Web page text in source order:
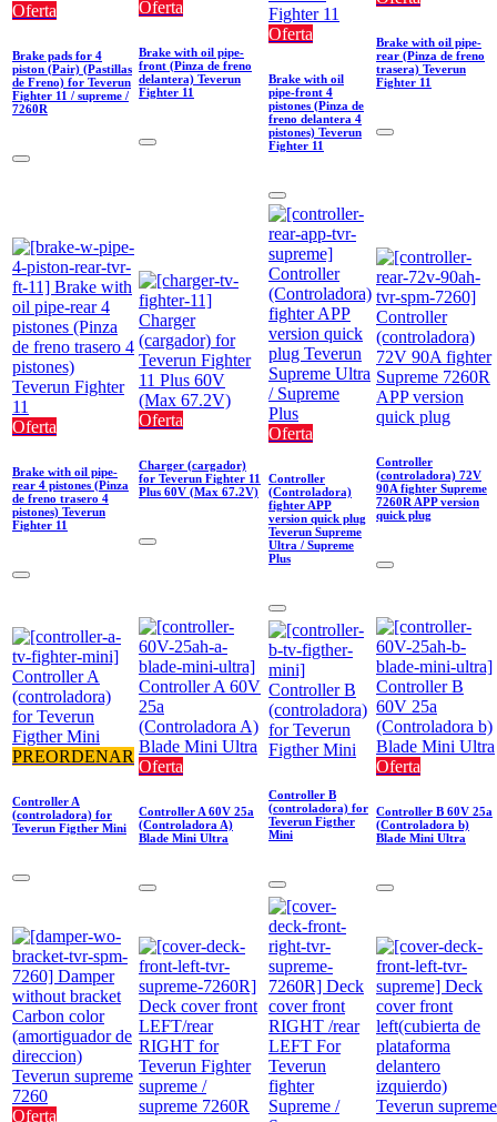
Oferta
Brake pads for 4
piston (Pair) (Pastillas
de Freno) for Teverun
Fighter 11 / supreme /
7260R
Oferta
Brake with oil pipe-
front (Pinza de freno
delantera) Teverun
Fighter 11
Oferta
Brake with oil
pipe-front 4
pistones (Pinza de
freno delantera 4
pistones) Teverun
Fighter 11
Brake with oil pipe-
rear (Pinza de freno
trasera) Teverun
Fighter 11
Oferta
Brake with oil pipe-
rear 4 pistones (Pinza
de freno trasero 4
pistones) Teverun
Fighter 11
Oferta
Charger (cargador)
for Teverun Fighter 11
Plus 60V (Max 67.2V)
Oferta
Controller
(Controladora)
fighter APP
version quick plug
Teverun Supreme
Ultra / Supreme
Plus
Controller
(controladora) 72V
90A fighter Supreme
7260R APP version
quick plug
PREORDENAR
Controller A
(controladora) for
Teverun Figther Mini
Oferta
Controller A 60V 25a
(Controladora A)
Blade Mini Ultra
Controller B
(controladora) for
Teverun Figther
Mini
Oferta
Controller B 60V 25a
(Controladora b)
Blade Mini Ultra
Oferta